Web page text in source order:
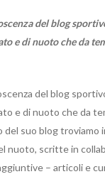
del blog
e di nuoto che da
del blog
e di nuoto che da
del suo blog
nuoto, scritte in
– articoli e